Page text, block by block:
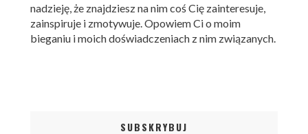
nadzieję, że znajdziesz na nim coś Cię zainteresuje,
zainspiruje i zmotywuje. Opowiem Ci o moim
bieganiu i moich doświadczeniach z nim związanych.
SUBSKRYBUJ